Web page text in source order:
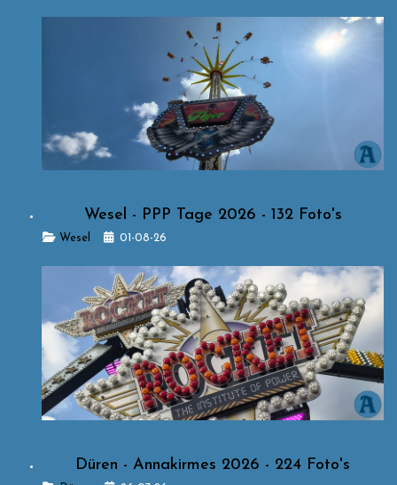
Wesel - PPP Tage 2026 - 132 Foto's
Details
Wesel 01-08-26
Düren - Annakirmes 2026 - 224 Foto's